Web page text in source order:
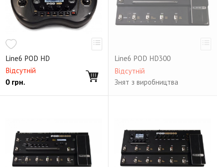
Line6 POD HD
Відсутній
0 грн.
Line6 POD HD300
Відсутній
Знят з виробництва